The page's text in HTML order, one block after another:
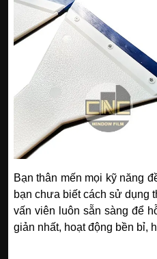
Bạn thân mến mọi kỹ năng
bạn chưa biết cách sử dụng
vấn viên luôn sẵn sàng để
giản nhất, hoạt động bền bỉ,